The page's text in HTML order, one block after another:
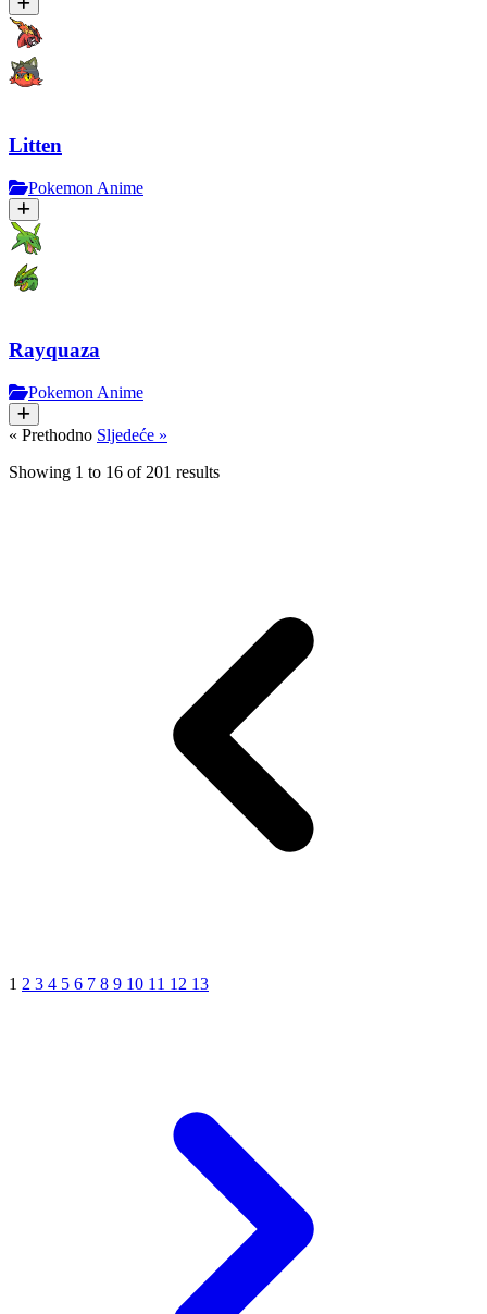
Litten
Pokemon Anime
Rayquaza
Pokemon Anime
« Prethodno Sljedeće »
Showing 1 to 16 of 201 results
1 2 3 4 5 6 7 8 9 10 11 12 13